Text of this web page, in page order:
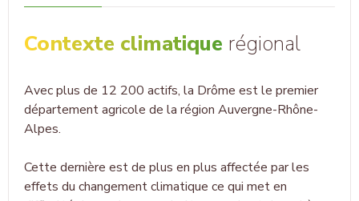
Contexte climatique régional
Avec plus de 12 200 actifs, la Drôme est le premier
département agricole de la région Auvergne-Rhône-
Alpes.
Cette dernière est de plus en plus affectée par les
effets du changement climatique ce qui met en